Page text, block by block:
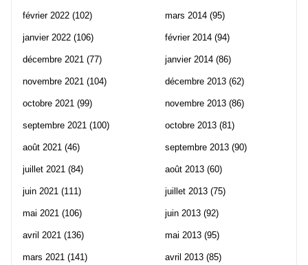
février 2022 (102)
janvier 2022 (106)
décembre 2021 (77)
novembre 2021 (104)
octobre 2021 (99)
septembre 2021 (100)
août 2021 (46)
juillet 2021 (84)
juin 2021 (111)
mai 2021 (106)
avril 2021 (136)
mars 2021 (141)
mars 2014 (95)
février 2014 (94)
janvier 2014 (86)
décembre 2013 (62)
novembre 2013 (86)
octobre 2013 (81)
septembre 2013 (90)
août 2013 (60)
juillet 2013 (75)
juin 2013 (92)
mai 2013 (95)
avril 2013 (85)